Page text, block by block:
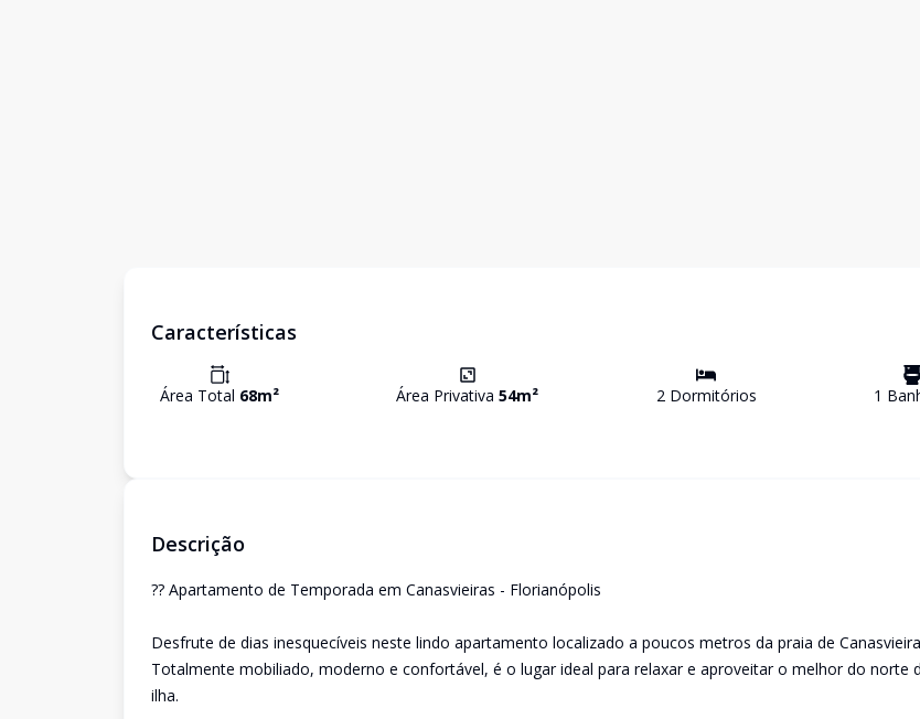
Características
Área Total 68m² Área Privativa54m² 2Dormitórios 1
Descrição
?? Apartamento de Temporada em Canasvieiras - Florianópolis
Desfrute de dias inesquecíveis neste lindo apartamento localizado a poucos metros da praia de
Totalmente mobiliado, moderno e confortável, é o lugar ideal para relaxar e aproveitar o melhor do norte
ilha.